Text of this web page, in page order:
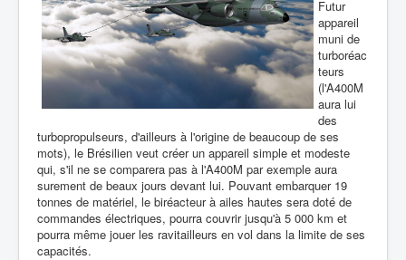
Futur
appareil
muni de
turboréac
teurs
(l'A400M
aura lui
des
turbopropulseurs, d'ailleurs à l'origine de beaucoup de ses
mots), le Brésilien veut créer un appareil simple et modeste
qui, s'il ne se comparera pas à l'A400M par exemple aura
surement de beaux jours devant lui. Pouvant embarquer 19
tonnes de matériel, le biréacteur à ailes hautes sera doté de
commandes électriques, pourra couvrir jusqu'à 5 000 km et
pourra même jouer les ravitailleurs en vol dans la limite de ses
capacités.